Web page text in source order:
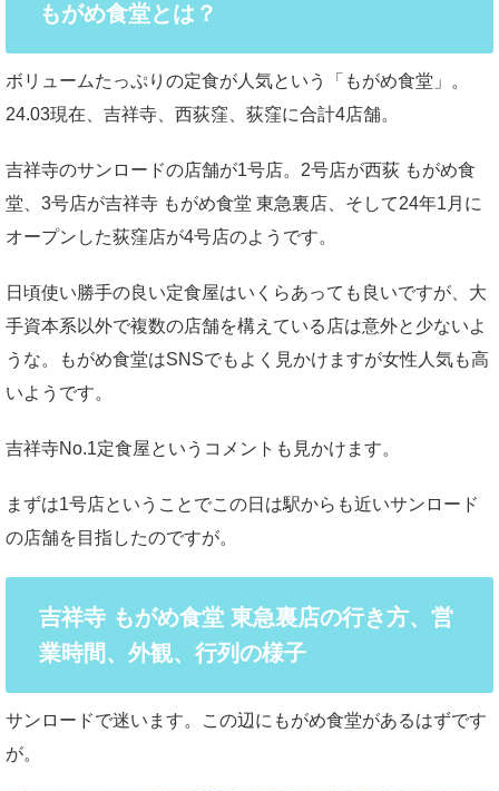
もがめ食堂とは？
ボリュームたっぷりの定食が人気という「もがめ食堂」。
24.03現在、吉祥寺、西荻窪、荻窪に合計4店舗。
吉祥寺のサンロードの店舗が1号店。2号店が西荻 もがめ食
堂、3号店が吉祥寺 もがめ食堂 東急裏店、そして24年1月に
オープンした荻窪店が4号店のようです。
日頃使い勝手の良い定食屋はいくらあっても良いですが、大
手資本系以外で複数の店舗を構えている店は意外と少ないよ
うな。もがめ食堂はSNSでもよく見かけますが女性人気も高
いようです。
吉祥寺No.1定食屋というコメントも見かけます。
まずは1号店ということでこの日は駅からも近いサンロード
の店舗を目指したのですが。
吉祥寺 もがめ食堂 東急裏店の行き方、営
業時間、外観、行列の様子
サンロードで迷います。この辺にもがめ食堂があるはずです
が。